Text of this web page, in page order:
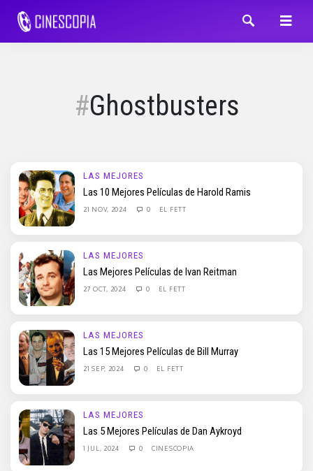
Ghostbusters
LAS MEJORES
Las 10 Mejores Películas de Harold Ramis
21 NOV, 2024 0 EL FETT
LAS MEJORES
Las Mejores Películas de Ivan Reitman
27 OCT, 2024 0 EL FETT
LAS MEJORES
Las 15 Mejores Películas de Bill Murray
21 SEP, 2024 0 EL FETT
LAS MEJORES
Las 5 Mejores Películas de Dan Aykroyd
1 JUL, 2024 0 CINESCOPIA